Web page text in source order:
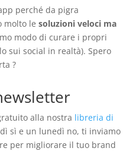
perché da pigra
molto le soluzioni veloci ma
modo di curare i propri
sui social in realtà). Spero
?
alla nostra libreria di
sì e un lunedì no, ti inviamo
per migliorare il tuo brand